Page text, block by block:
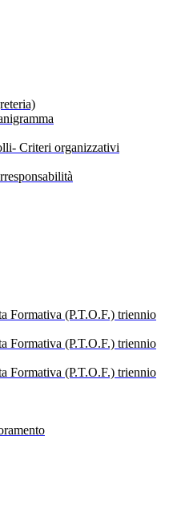
Criteri organizzativi
Formativa (P.T.O.F.) triennio
Formativa (P.T.O.F.) triennio
Formativa (P.T.O.F.) triennio